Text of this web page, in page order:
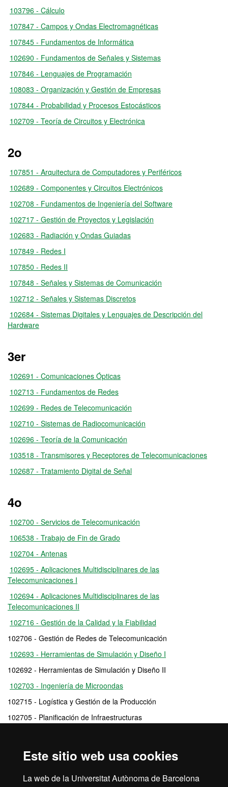
Este sitio web usa cookies
La web de la Universitat Autònoma de Barcelona
103796 - Cálculo
107847 - Campos y Ondas Electromagnéticas
107845 - Fundamentos de Informática
102690 - Fundamentos de Señales y Sistemas
107846 - Lenguajes de Programación
108083 - Organización y Gestión de Empresas
107844 - Probabilidad y Procesos Estocásticos
102709 - Teoría de Circuitos y Electrónica
2o
107851 - Arquitectura de Computadores y Periféricos
102689 - Componentes y Circuitos Electrónicos
102708 - Fundamentos de Ingeniería del Software
102717 - Gestión de Proyectos y Legislación
102683 - Radiación y Ondas Guiadas
107849 - Redes I
107850 - Redes II
107848 - Señales y Sistemas de Comunicación
102712 - Señales y Sistemas Discretos
102684 - Sistemas Digitales y Lenguajes de Descripción del
Hardware
3er
102691 - Comunicaciones Ópticas
102713 - Fundamentos de Redes
102699 - Redes de Telecomunicación
102710 - Sistemas de Radiocomunicación
102696 - Teoría de la Comunicación
103518 - Transmisores y Receptores de Telecomunicaciones
102687 - Tratamiento Digital de Señal
4o
102700 - Servicios de Telecomunicación
106538 - Trabajo de Fin de Grado
102704 - Antenas
102695 - Aplicaciones Multidisciplinares de las
Telecomunicaciones I
102694 - Aplicaciones Multidisciplinares de las
Telecomunicaciones II
102716 - Gestión de la Calidad y la Fiabilidad
102706 - Gestión de Redes de Telecomunicación
102693 - Herramientas de Simulación y Diseño I
102692 - Herramientas de Simulación y Diseño II
102703 - Ingeniería de Microondas
102715 - Logística y Gestión de la Producción
102705 - Planificación de Infraestructuras
102701 - Proyecto Avanzado de Ingeniería
102697 - Tecnologías de Acceso